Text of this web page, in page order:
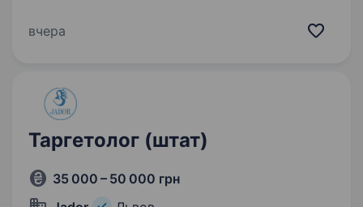
Шукаємо маркетолога, який любить не лише
вчера
Таргетолог (штат)
35 000 – 50 000 грн